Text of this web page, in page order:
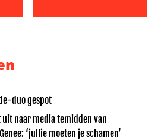
duo gespot
uit naar media temidden van
‘jullie moeten je schamen’